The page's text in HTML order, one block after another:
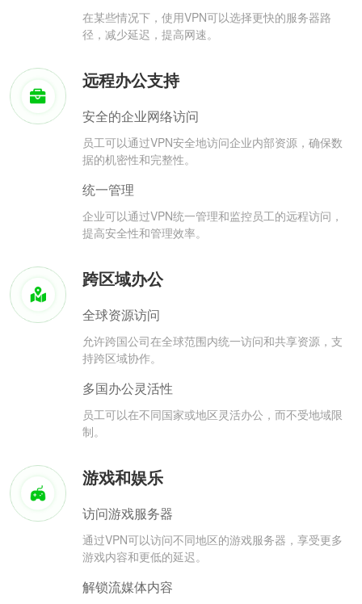
在某些情况下，使用VPN可以选择更快的服务器路
径，减少延迟，提高网速。
远程办公支持
安全的企业网络访问
员工可以通过VPN安全地访问企业内部资源，确保数
据的机密性和完整性。
统一管理
企业可以通过VPN统一管理和监控员工的远程访问，
提高安全性和管理效率。
跨区域办公
全球资源访问
允许跨国公司在全球范围内统一访问和共享资源，支
持跨区域协作。
多国办公灵活性
员工可以在不同国家或地区灵活办公，而不受地域限
制。
游戏和娱乐
访问游戏服务器
通过VPN可以访问不同地区的游戏服务器，享受更多
游戏内容和更低的延迟。
解锁流媒体内容